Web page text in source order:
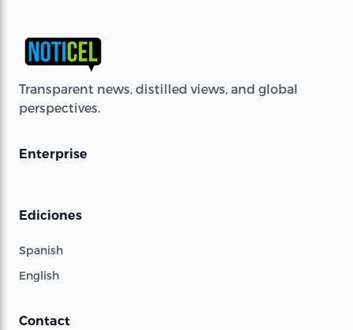
Transparent news, distilled views, and global
perspectives.
Enterprise
Ediciones
Spanish
English
Contact